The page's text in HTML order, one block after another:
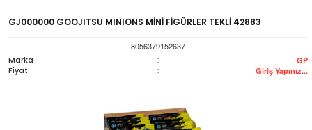
GJ000000 GOOJITSU MINIONS MİNİ FİGÜRLER TEKLİ 42883
8056379152637
Marka
: GP
Fiyat : Giriş Yapınız...